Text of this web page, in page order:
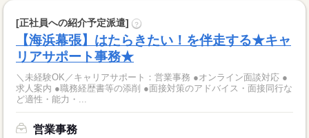
[正社員への紹介予定派遣] ?
【海浜幕張】はたらきたい！を伴走する★キャ
リアサポート事務★
＼未経験OK／キャリアサポート：営業事務 ●オンライン面談対応 ●
求人案内 ●職務経歴書等の添削 ●面接対策のアドバイス・面接同行な
ど適性・能力・...
営業事務